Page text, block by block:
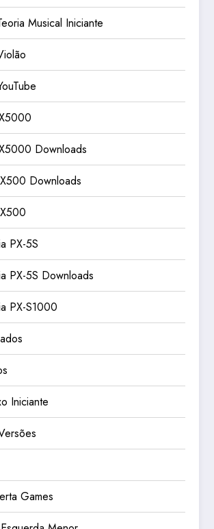
Musical Iniciante
Downloads
Downloads
PX-5S
PX-5S Downloads
PX-S1000
Iniciante
Games